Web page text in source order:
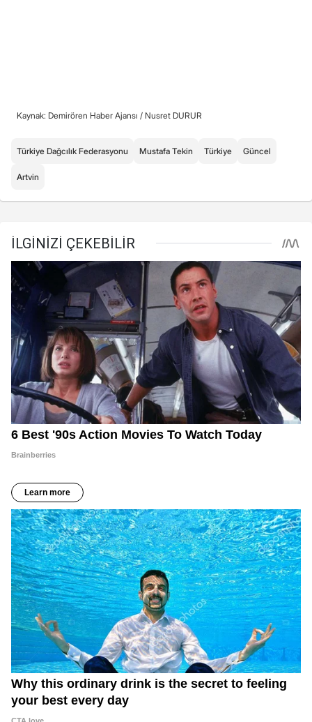
Kaynak: Demirören Haber Ajansı / Nusret DURUR
Türkiye Dağcılık Federasyonu Mustafa Tekin Türkiye Güncel
Artvin